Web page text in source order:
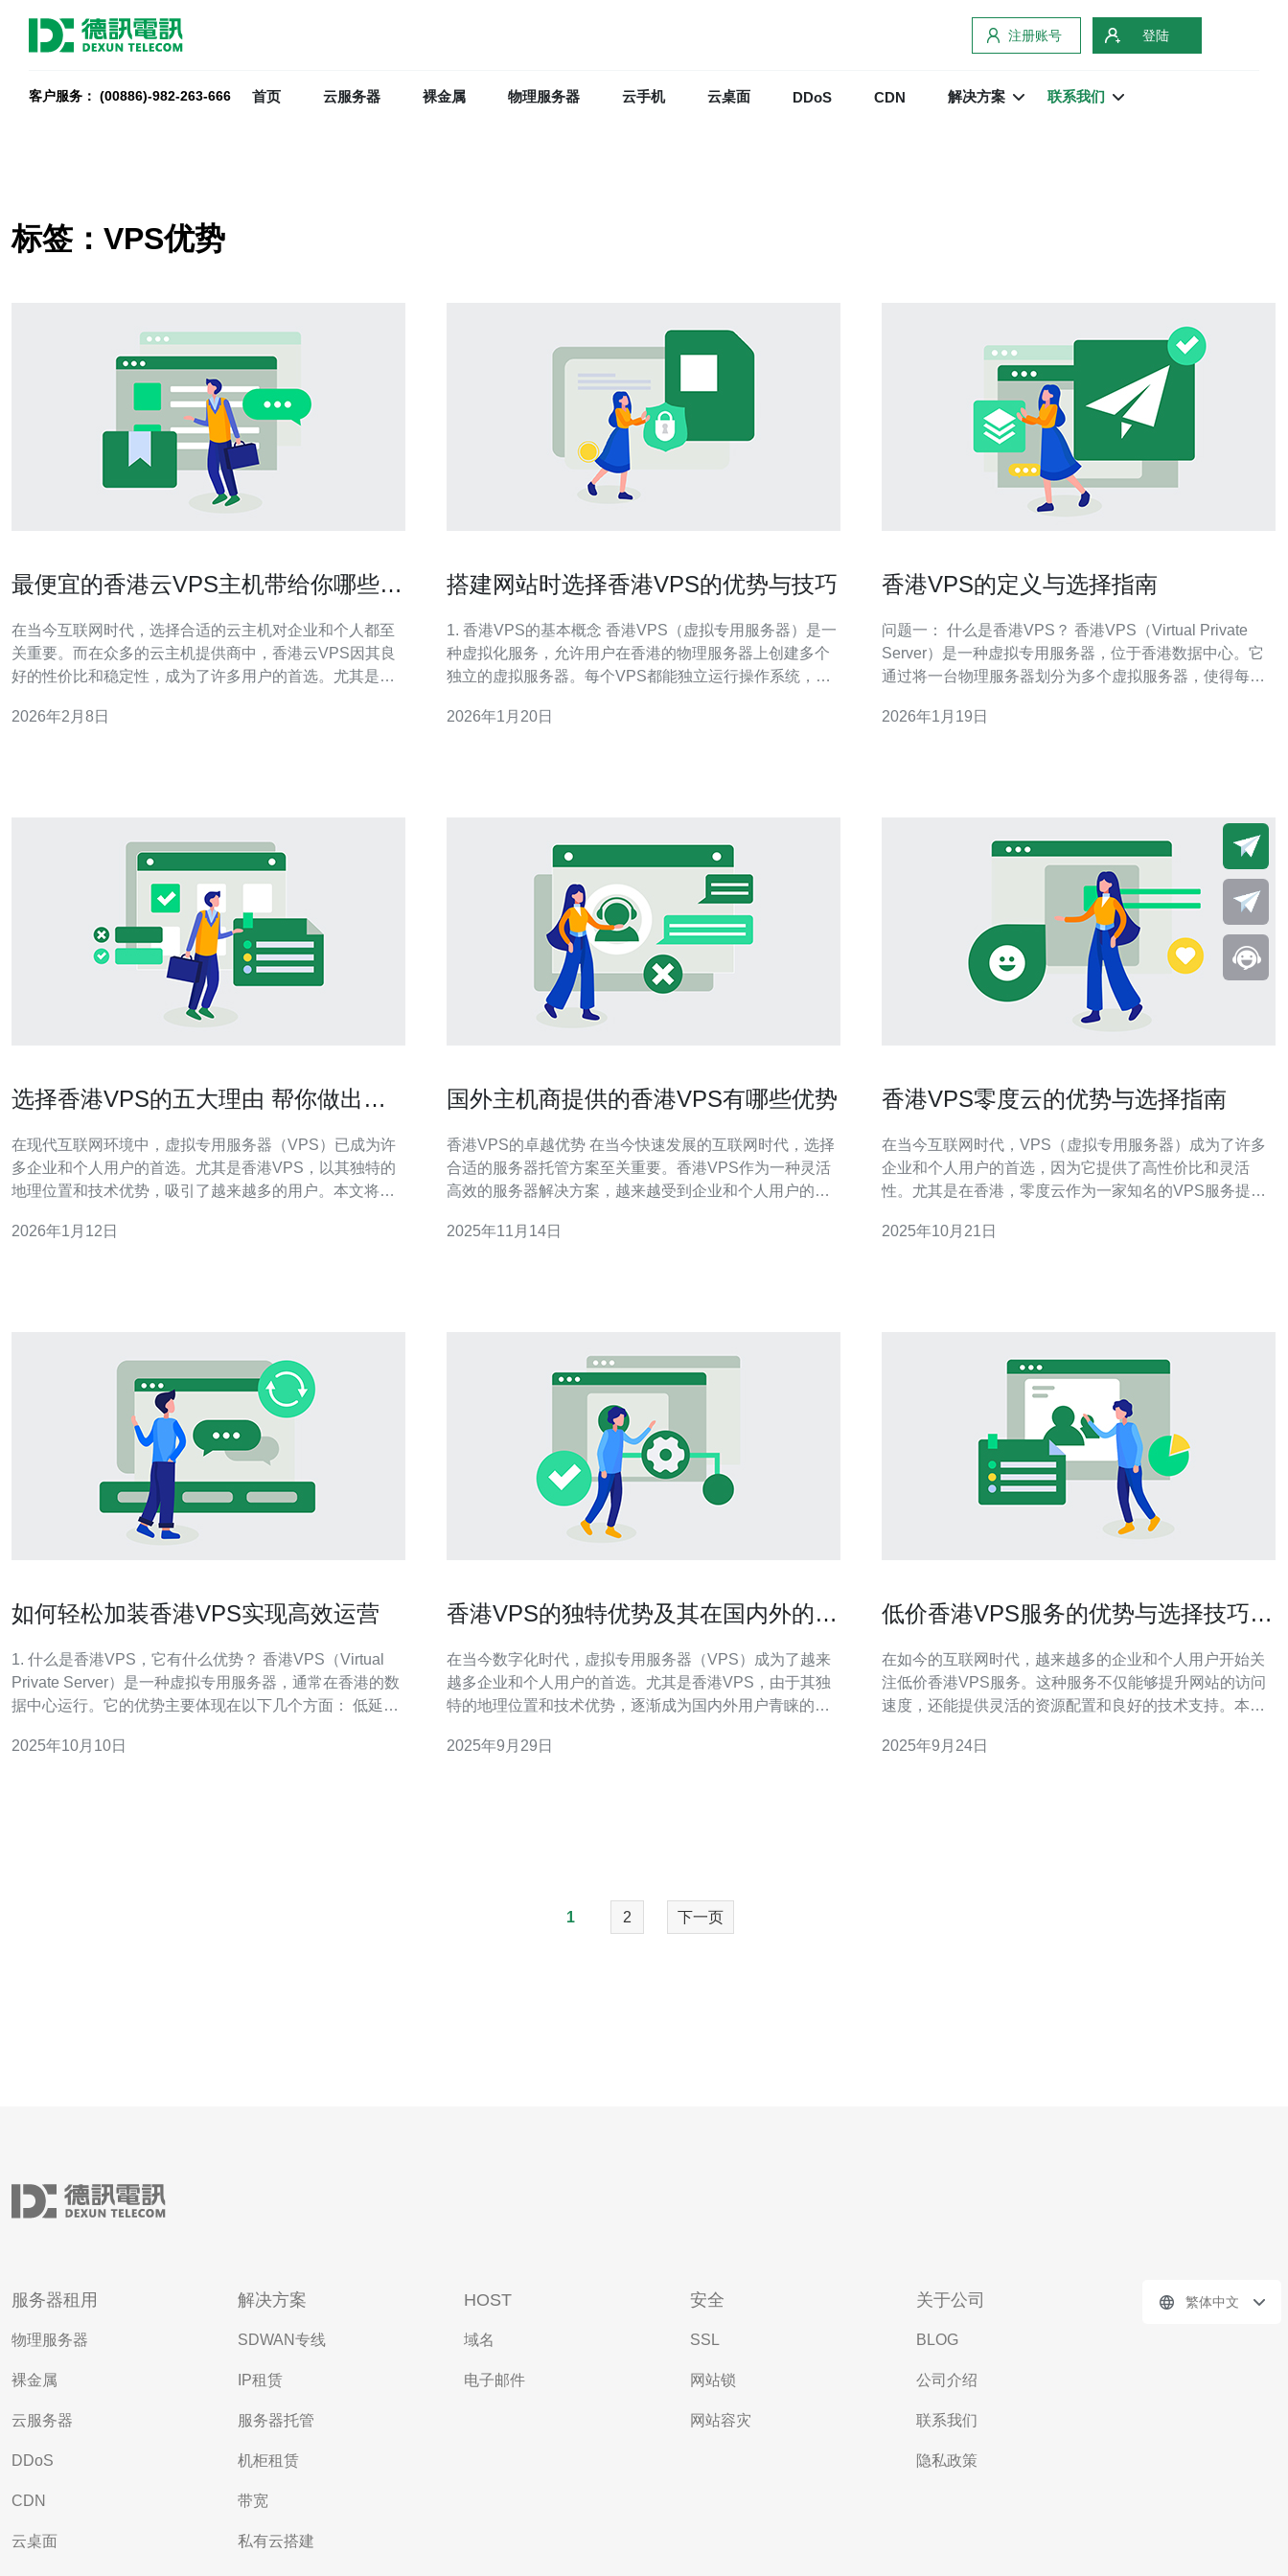
注册账号 登陆
客户服务： (00886)-982-263-666 首页 云服务器 裸金属 物理服务器 云手机 云桌面 DDoS CDN 解决方案 联系我们
标签：VPS优势
最便宜的香港云VPS主机带给你哪些优
在当今互联网时代，选择合适的云主机对企业和个人都至
关重要。而在众多的云主机提供商中，香港云VPS因其良
好的性价比和稳定性，成为了许多用户的首选。尤其是那
值的价格和卓越的性能，满足了市场的需求。那么，选择
2026年2月8日
搭建网站时选择香港VPS的优势与技巧
1. 香港VPS的基本概念 香港VPS（虚拟专用服务器）是一
种虚拟化服务，允许用户在香港的物理服务器上创建多个
独立的虚拟服务器。每个VPS都能独立运行操作系统，并
在于其资源的独立性与灵活性。用户可以按照自己的需求
2026年1月20日
香港VPS的定义与选择指南
问题一： 什么是香港VPS？ 香港VPS（Virtual Private
Server）是一种虚拟专用服务器，位于香港数据中心。它
通过将一台物理服务器划分为多个虚拟服务器，使得每个
享主机相比，香港VPS提供了更高的性能和更大的灵活
2026年1月19日
选择香港VPS的五大理由 帮你做出明
在现代互联网环境中，虚拟专用服务器（VPS）已成为许
多企业和个人用户的首选。尤其是香港VPS，以其独特的
地理位置和技术优势，吸引了越来越多的用户。本文将为
指南，帮助您做出明智的决策。 1. 优越的网络速度 香港位
2026年1月12日
国外主机商提供的香港VPS有哪些优势
香港VPS的卓越优势 在当今快速发展的互联网时代，选择
合适的服务器托管方案至关重要。香港VPS作为一种灵活
高效的服务器解决方案，越来越受到企业和个人用户的青
优势，成为了众多用户的首选。接下来，我们将探讨国外
2025年11月14日
香港VPS零度云的优势与选择指南
在当今互联网时代，VPS（虚拟专用服务器）成为了许多
企业和个人用户的首选，因为它提供了高性价比和灵活
性。尤其是在香港，零度云作为一家知名的VPS服务提供
文将详细评测香港VPS零度云的优势，并为您提供选择指
2025年10月21日
如何轻松加装香港VPS实现高效运营
1. 什么是香港VPS，它有什么优势？ 香港VPS（Virtual
Private Server）是一种虚拟专用服务器，通常在香港的数
据中心运行。它的优势主要体现在以下几个方面： 低延
适合面向亚太地区的用户。 高带宽：香港的网络基础设施
2025年10月10日
香港VPS的独特优势及其在国内外的应
在当今数字化时代，虚拟专用服务器（VPS）成为了越来
越多企业和个人用户的首选。尤其是香港VPS，由于其独
特的地理位置和技术优势，逐渐成为国内外用户青睐的对
的应用场景，并推荐合适的服务提供商。 首先，香港VPS
2025年9月29日
低价香港VPS服务的优势与选择技巧分
在如今的互联网时代，越来越多的企业和个人用户开始关
注低价香港VPS服务。这种服务不仅能够提升网站的访问
速度，还能提供灵活的资源配置和良好的技术支持。本文
技巧，帮助您做出明智的决策。 低价香港VPS服务有哪些
2025年9月24日
1 2 下一页
服务器租用
物理服务器
裸金属
云服务器
DDoS
CDN
云桌面
解决方案
SDWAN专线
IP租赁
服务器托管
机柜租赁
带宽
私有云搭建
HOST
域名
电子邮件
安全
SSL
网站锁
网站容灾
关于公司
BLOG
公司介绍
联系我们
隐私政策
繁体中文